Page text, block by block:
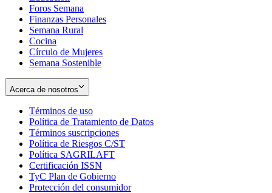
window
Foros Semana
Finanzas Personales
Semana Rural
Cocina
Círculo de Mujeres
Semana Sostenible
Acerca de nosotros
Términos de uso
in
new
window
Política de Tratamiento de Datos
Términos suscripciones
in
Política de Riesgos C/ST
Política SAGRILAFT
new
window
Certificación ISSN
in
new
TyC Plan de Gobierno
in
Protección del consumidorOpens